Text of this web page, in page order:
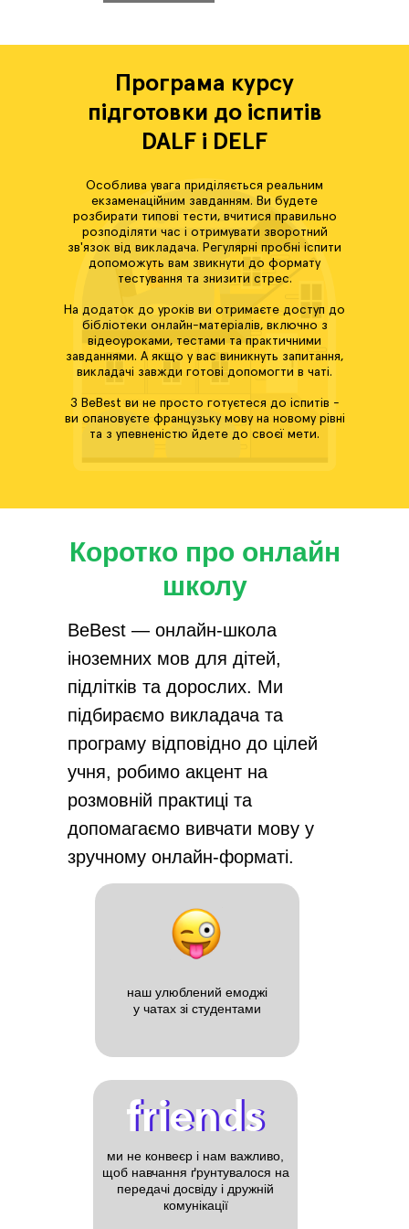
Програма курсу
підготовки до іспитів
DALF і DELF
Особлива увага приділяється реальним
екзаменаційним завданням. Ви будете
розбирати типові тести, вчитися правильно
розподіляти час і отримувати зворотний
зв'язок від викладача. Регулярні пробні іспити
допоможуть вам звикнути до формату
тестування та знизити стрес.
На додаток до уроків ви отримаєте доступ до
бібліотеки онлайн-матеріалів, включно з
відеоуроками, тестами та практичними
завданнями. А якщо у вас виникнуть запитання,
викладачі завжди готові допомогти в чаті.
З BeBest ви не просто готуєтеся до іспитів -
ви опановуєте французьку мову на новому рівні
та з упевненістю йдете до своєї мети.
ми не конвеєр і нам важливо,
щоб навчання ґрунтувалося на
передачі досвіду і дружній
комунікації
friends
friends
наш улюблений емоджі
у чатах зі студентами
Коротко про онлайн
школу
BeBest — онлайн-школа
іноземних мов для дітей,
підлітків та дорослих. Ми
підбираємо викладача та
програму відповідно до цілей
учня, робимо акцент на
розмовній практиці та
допомагаємо вивчати мову у
зручному онлайн-форматі.